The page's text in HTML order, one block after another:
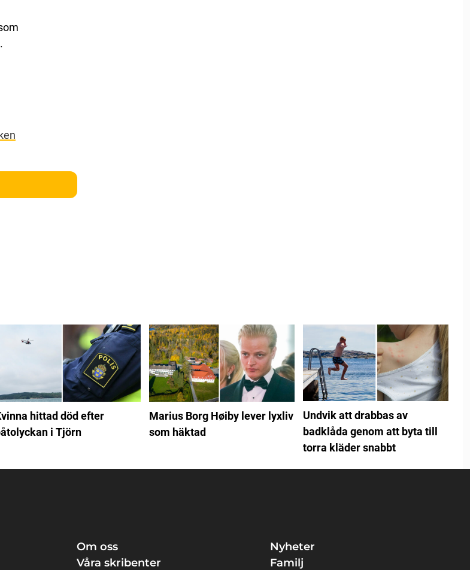
hittad död efter
i Tjörn
Marius Borg Høiby lever lyxliv
som häktad
Undvik att drabbas av
badklåda genom att byta till
torra kläder snabbt
Om oss
Våra skribenter
Nyheter
Familj